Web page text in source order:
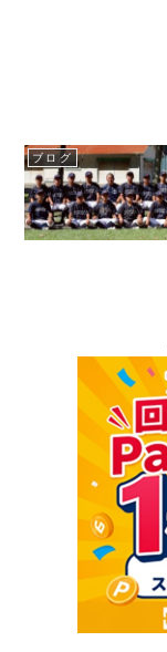
ブログ